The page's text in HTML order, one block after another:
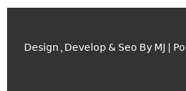
Design , Develop & Seo By MJ |